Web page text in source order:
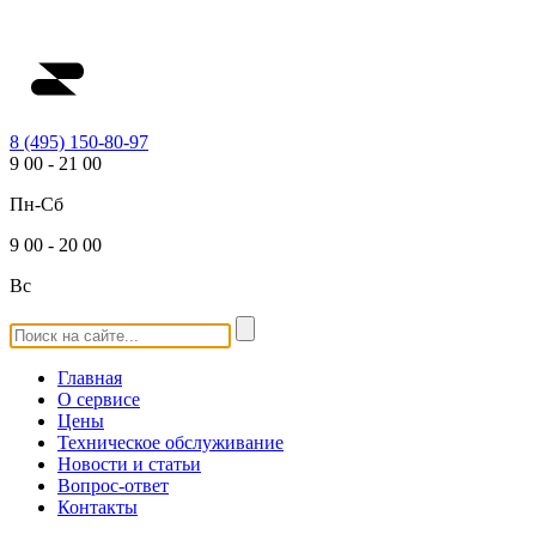
8 (495) 150-80-97
9 00 - 21 00
Пн-Сб
9 00 - 20 00
Вс
Главная
О сервисе
Цены
Техническое обслуживание
Новости и статьи
Вопрос-ответ
Контакты